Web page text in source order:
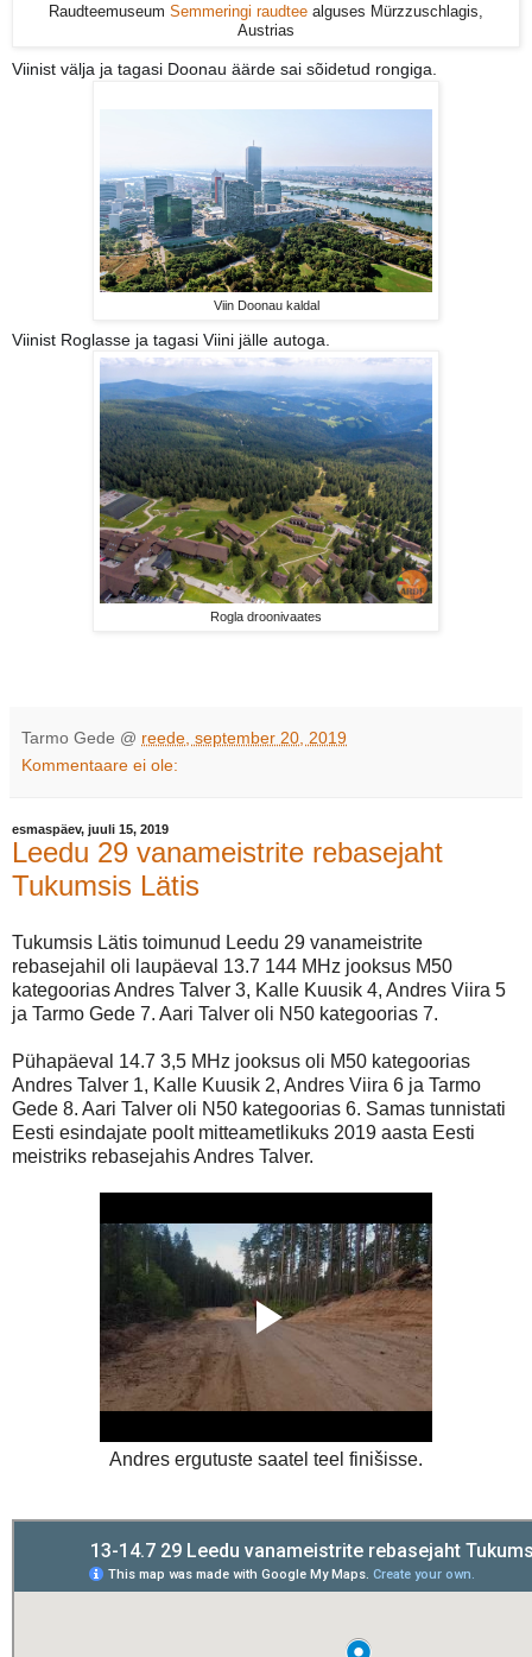
Raudteemuseum Semmeringi raudtee alguses Mürzzuschlagis,
Austrias
Viinist välja ja tagasi Doonau äärde sai sõidetud rongiga.
Viin Doonau kaldal
Viinist Roglasse ja tagasi Viini jälle autoga.
Rogla droonivaates
Tarmo Gede @ reede, september 20, 2019
Kommentaare ei ole:
esmaspäev, juuli 15, 2019
Leedu 29 vanameistrite rebasejaht
Tukumsis Lätis
Tukumsis Lätis toimunud Leedu 29 vanameistrite
rebasejahil oli laupäeval 13.7 144 MHz jooksus M50
kategoorias Andres Talver 3, Kalle Kuusik 4, Andres Viira 5
ja Tarmo Gede 7. Aari Talver oli N50 kategoorias 7.
Pühapäeval 14.7 3,5 MHz jooksus oli M50 kategoorias
Andres Talver 1, Kalle Kuusik 2, Andres Viira 6 ja Tarmo
Gede 8. Aari Talver oli N50 kategoorias 6. Samas tunnistati
Eesti esindajate poolt mitteametlikuks 2019 aasta Eesti
meistriks rebasejahis Andres Talver.
Andres ergutuste saatel teel finišisse.